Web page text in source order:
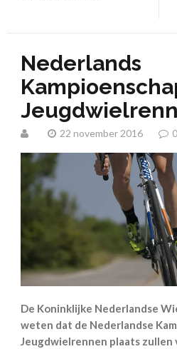
Nederlands
22 november 2016
De Koninklijke Nederlandse
weten dat de Nederlandse
Jeugdwielrennen plaats